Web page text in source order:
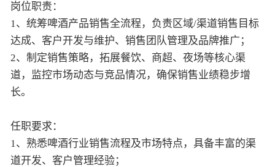
岗位职责：
1、统筹啤酒产品销售全流程，负责区域/渠道销售目标
达成、客户开发与维护、销售团队管理及品牌推广；
2、制定销售策略，拓展餐饮、商超、夜场等核心渠
道，监控市场动态与竞品情况，确保销售业绩稳步增
长。
任职要求：
1、熟悉啤酒行业销售流程及市场特点，具备丰富的渠
道开发、客户管理经验；